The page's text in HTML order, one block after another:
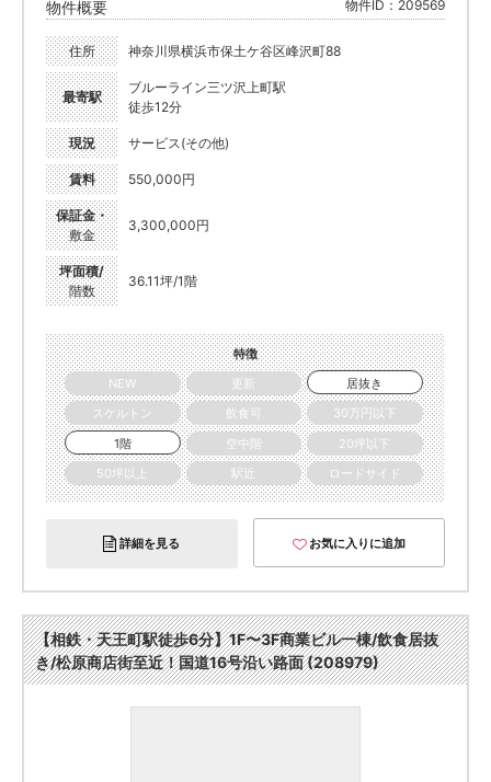
物件概要 物件ID：209569
住所 神奈川県横浜市保土ケ谷区峰沢町88
最寄駅
ブルーライン三ツ沢上町駅
徒歩12分
現況 サービス(その他)
賃料 550,000円
保証金・
敷金
3,300,000円
坪面積/
階数
36.11坪/1階
特徴
NEW
更新
居抜き
スケルトン
飲食可
30万円以下
1階
空中階
20坪以下
50坪以上
駅近 ロードサイド
詳細を見る お気に入りに追加
【相鉄・天王町駅徒歩6分】1F〜3F商業ビル一棟/飲食居抜
き/松原商店街至近！国道16号沿い路面 (208979)